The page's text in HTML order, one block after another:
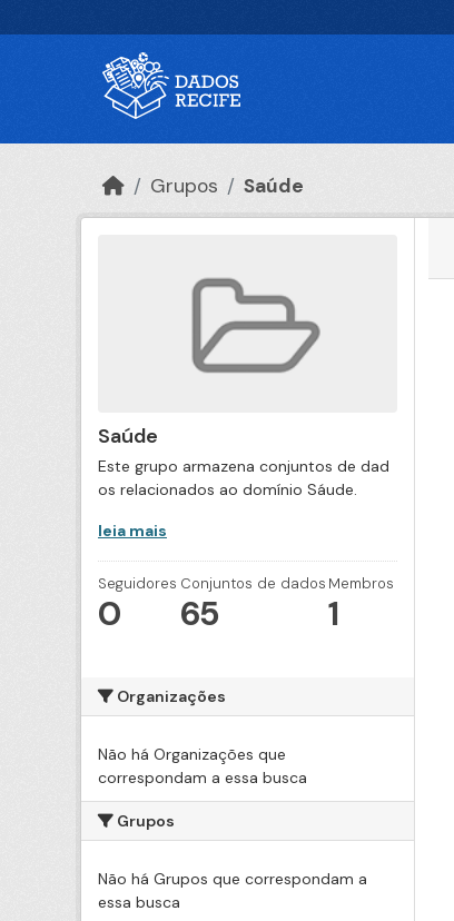
Grupos Saúde
Saúde
Este grupo armazena conjuntos de dad
os relacionados ao domínio Sáude.
leia mais
Seguidores
0
Conjuntos de dados
65
Membros
1
Organizações
Não há Organizações que
correspondam a essa busca
Grupos
Não há Grupos que correspondam a
essa busca